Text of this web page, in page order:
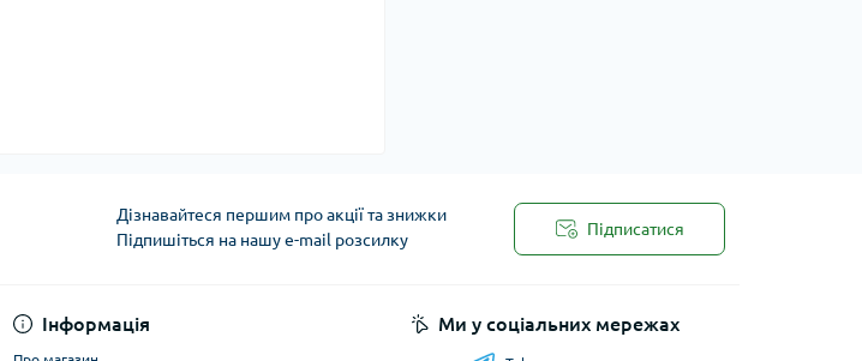
Дізнавайтеся першим про акції та знижки
Підпишіться на нашу e-mail розсилку
Підписатися
Інформація Ми у соціальних мережах